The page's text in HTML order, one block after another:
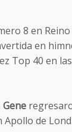
8 en
en
Top 40 en
Gene
de